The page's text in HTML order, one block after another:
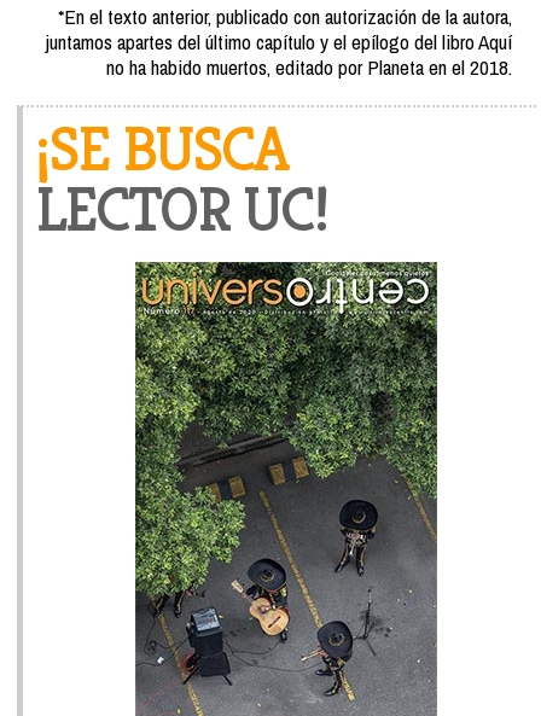
*En el texto anterior, publicado con autorización de la autora,
juntamos apartes del último capítulo y el epílogo del libro Aquí
no ha habido muertos, editado por Planeta en el 2018.
¡SE BUSCA
LECTOR UC!